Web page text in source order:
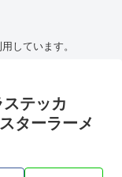
しています。
ステッカ
ターラーメ